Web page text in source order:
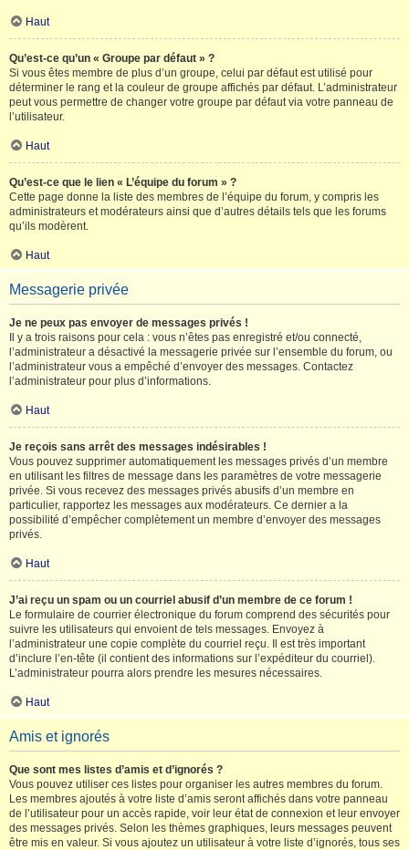
Haut
Qu’est-ce qu’un « Groupe par défaut » ?
Si vous êtes membre de plus d’un groupe, celui par défaut est utilisé pour
déterminer le rang et la couleur de groupe affichés par défaut. L’administrateur
peut vous permettre de changer votre groupe par défaut via votre panneau de
l’utilisateur.
Haut
Qu’est-ce que le lien « L’équipe du forum » ?
Cette page donne la liste des membres de l’équipe du forum, y compris les
administrateurs et modérateurs ainsi que d’autres détails tels que les forums
qu’ils modèrent.
Haut
Messagerie privée
Je ne peux pas envoyer de messages privés !
Il y a trois raisons pour cela : vous n’êtes pas enregistré et/ou connecté,
l’administrateur a désactivé la messagerie privée sur l’ensemble du forum, ou
l’administrateur vous a empêché d’envoyer des messages. Contactez
l’administrateur pour plus d’informations.
Haut
Je reçois sans arrêt des messages indésirables !
Vous pouvez supprimer automatiquement les messages privés d’un membre
en utilisant les filtres de message dans les paramètres de votre messagerie
privée. Si vous recevez des messages privés abusifs d’un membre en
particulier, rapportez les messages aux modérateurs. Ce dernier a la
possibilité d’empêcher complètement un membre d’envoyer des messages
privés.
Haut
J’ai reçu un spam ou un courriel abusif d’un membre de ce forum !
Le formulaire de courrier électronique du forum comprend des sécurités pour
suivre les utilisateurs qui envoient de tels messages. Envoyez à
l’administrateur une copie complète du courriel reçu. Il est très important
d’inclure l’en-tête (il contient des informations sur l’expéditeur du courriel).
L’administrateur pourra alors prendre les mesures nécessaires.
Haut
Amis et ignorés
Que sont mes listes d’amis et d’ignorés ?
Vous pouvez utiliser ces listes pour organiser les autres membres du forum.
Les membres ajoutés à votre liste d’amis seront affichés dans votre panneau
de l’utilisateur pour un accès rapide, voir leur état de connexion et leur envoyer
des messages privés. Selon les thèmes graphiques, leurs messages peuvent
être mis en valeur. Si vous ajoutez un utilisateur à votre liste d’ignorés, tous ses